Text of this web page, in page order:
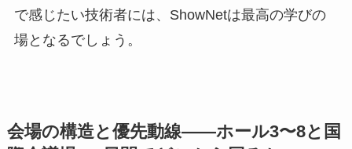
放送（Media over IP）まで、多岐にわたる技術要
件を統合的に設計・運用する実証が行われます。
なく、2〜3年後の未来のインターネットを体現す